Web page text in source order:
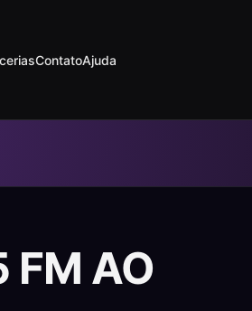
ContatoAjuda
FM AO